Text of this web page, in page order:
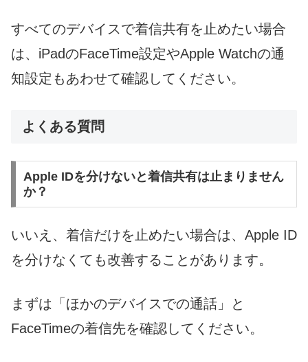
すべてのデバイスで着信共有を止めたい場合
は、iPadのFaceTime設定やApple Watchの通
知設定もあわせて確認してください。
よくある質問
Apple IDを分けないと着信共有は止まりません
か？
いいえ、着信だけを止めたい場合は、Apple ID
を分けなくても改善することがあります。
まずは「ほかのデバイスでの通話」と
FaceTimeの着信先を確認してください。